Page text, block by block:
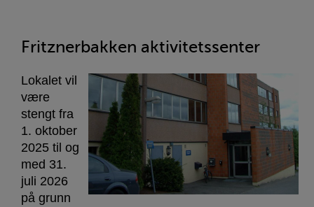
Fritznerbakken aktivitetssenter
Lokalet vil
være
stengt fra
1. oktober
2025 til og
med 31.
juli 2026
på grunn